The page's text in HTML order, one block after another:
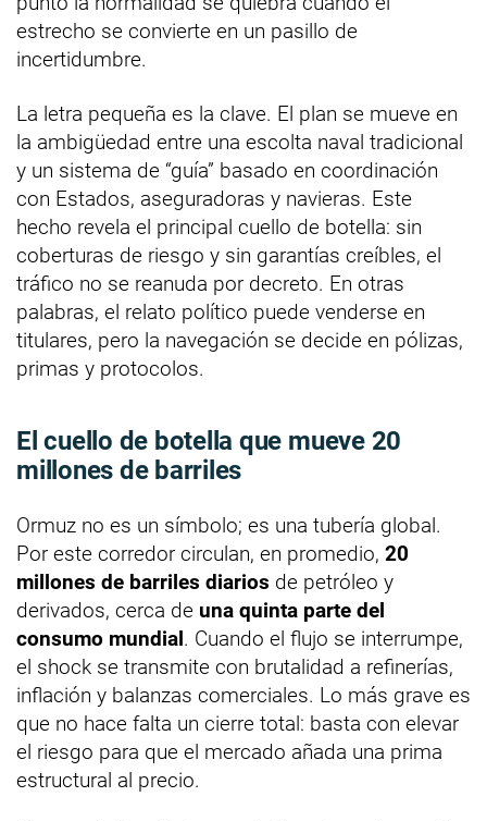
estrecho se convierte en un pasillo de
incertidumbre.
La letra pequeña es la clave. El plan se mueve en
la ambigüedad entre una escolta naval tradicional
y un sistema de “guía” basado en coordinación
con Estados, aseguradoras y navieras. Este
hecho revela el principal cuello de botella: sin
coberturas de riesgo y sin garantías creíbles, el
tráfico no se reanuda por decreto. En otras
palabras, el relato político puede venderse en
titulares, pero la navegación se decide en pólizas,
primas y protocolos.
El cuello de botella que mueve 20
millones de barriles
Ormuz no es un símbolo; es una tubería global.
Por este corredor circulan, en promedio, 20
millones de barriles diarios de petróleo y
derivados, cerca de una quinta parte del
consumo mundial. Cuando el flujo se interrumpe,
el shock se transmite con brutalidad a refinerías,
inflación y balanzas comerciales. Lo más grave es
que no hace falta un cierre total: basta con elevar
el riesgo para que el mercado añada una prima
estructural al precio.